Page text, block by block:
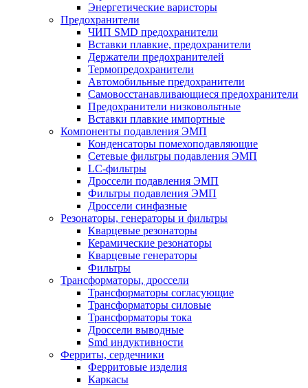
Энергетические варисторы
Предохранители
ЧИП SMD предохранители
Вставки плавкие, предохранители
Держатели предохранителей
Термопредохранители
Автомобильные предохранители
Самовосстанавливающиеся предохранители
Предохранители низковольтные
Вставки плавкие импортные
Компоненты подавления ЭМП
Конденсаторы помехоподавляющие
Сетевые фильтры подавления ЭМП
LC-фильтры
Дроссели подавления ЭМП
Фильтры подавления ЭМП
Дроссели синфазные
Резонаторы, генераторы и фильтры
Кварцевые резонаторы
Керамические резонаторы
Кварцевые генераторы
Фильтры
Трансформаторы, дроссели
Трансформаторы согласующие
Трансформаторы силовые
Трансформаторы тока
Дроссели выводные
Smd индуктивности
Ферриты, сердечники
Ферритовые изделия
Каркасы